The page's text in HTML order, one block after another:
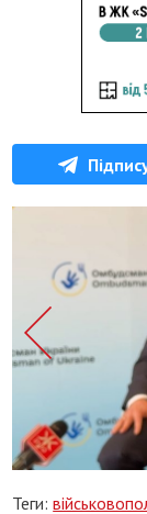
Теги: